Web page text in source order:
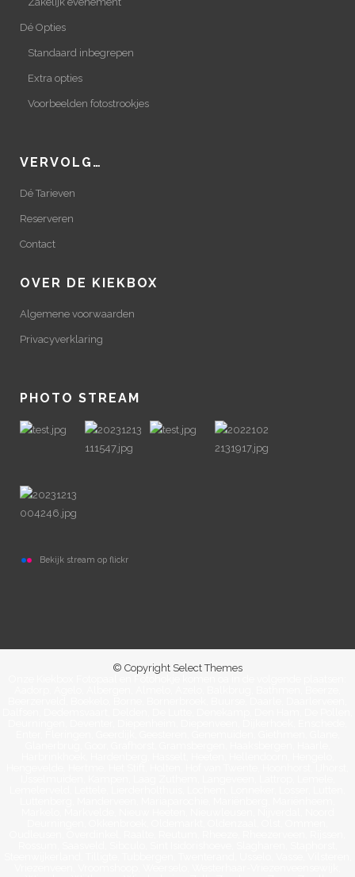
Dé Opties
Standaard inbegrepen
Extra opties
Voorbeelden fotostrookjes
VERVOLG…
Dé Tarieven
Reserveren
Contact
OVER DE KIEKBOX
Algemene voorwaarden
Privacyverklaring
PHOTO STREAM
Bekijk stream op flickr
© Copyright Select Themes